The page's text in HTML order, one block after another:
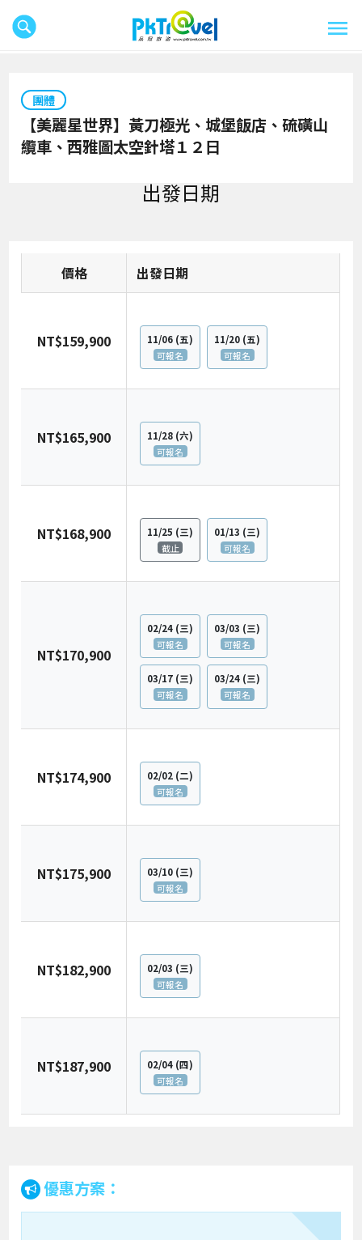
團體
【美麗星世界】黃刀極光、城堡飯店、硫磺山
纜車、西雅圖太空針塔１２日
優惠方案：
出發日期
價格 日期
NT$159,900 11/06 (五)
可報名
11/20 (五)
可報名
NT$165,900 11/28 (六)
可報名
NT$168,900 11/25 (三)
截止
01/13 (三)
可報名
NT$170,900
02/24 (三)
可報名
03/03 (三)
可報名
03/17 (三)
可報名
03/24 (三)
可報名
NT$174,900 02/02 (二)
可報名
NT$175,900 03/10 (三)
可報名
NT$182,900 02/03 (三)
可報名
NT$187,900 02/04 (四)
可報名